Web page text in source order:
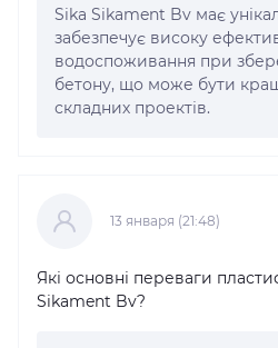
Sika Sikament Bv має
забезпечує високу
водоспоживання при
бетону, що може бути
складних проектів.
13 января (21:48)
Які основні переваги
Sikament Bv?